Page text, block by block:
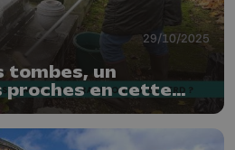
29/10/2025
tombes, un
proches en cette